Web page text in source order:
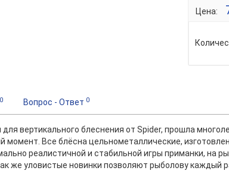
Цена:
0 Вопрос - Ответ 0
для вертикального блеснения от Spider, прошла
момент. Все блёсна цельнометаллические,
реалистичной и стабильной игры приманки, на
же уловистые новинки позволяют рыболову каждый